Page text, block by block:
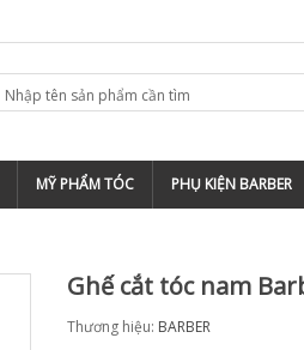
TẠI SAO NÊN ĐĂNG KÝ THƯƠNG HIỆU
MỸ PHẨM TÓC PHỤ KIỆN BARBER
Ghế cắt tóc nam
Thương hiệu: BARBER